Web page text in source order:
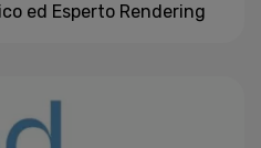
ed Esperto Rendering